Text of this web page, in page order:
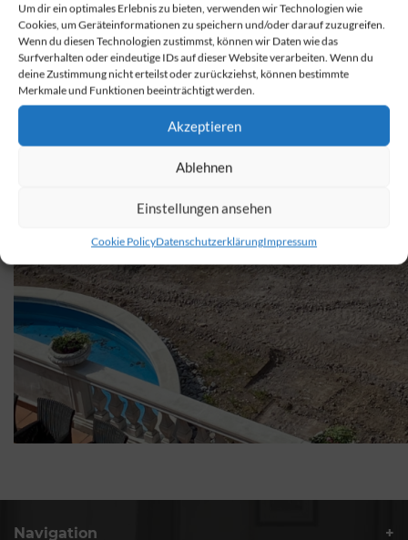
Um dir ein optimales Erlebnis zu bieten, verwenden wir Technologien wie
Cookies, um Geräteinformationen zu speichern und/oder darauf zuzugreifen.
Wenn du diesen Technologien zustimmst, können wir Daten wie das
Surfverhalten oder eindeutige IDs auf dieser Website verarbeiten. Wenn du
deine Zustimmung nicht erteilst oder zurückziehst, können bestimmte
Merkmale und Funktionen beeinträchtigt werden.
Akzeptieren
Ablehnen
Einstellungen ansehen
Cookie PolicyDatenschutzerklärungImpressum
Navigation